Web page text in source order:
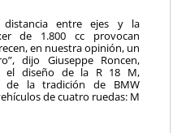
distancia entre ejes y la
de 1.800 cc provocan
en nuestra opinión, un
dijo Giuseppe Roncen,
el diseño de la R 18 M,
de la tradición de BMW
de cuatro ruedas: M